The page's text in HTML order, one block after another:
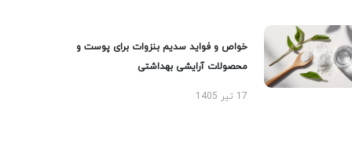
خواص و فواید سدیم بنزوات برای پوست و
محصولات آرایشی بهداشتی
17 تیر 1405